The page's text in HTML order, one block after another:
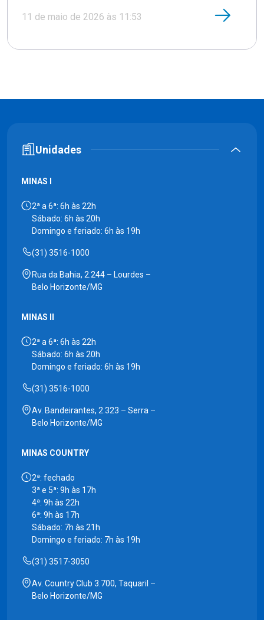
11 de maio de 2026 às 11:53
Unidades
MINAS I
2ª a 6ª: 6h às 22h
Sábado: 6h às 20h
Domingo e feriado: 6h às 19h
(31) 3516-1000
Rua da Bahia, 2.244 – Lourdes –
Belo Horizonte/MG
MINAS II
2ª a 6ª: 6h às 22h
Sábado: 6h às 20h
Domingo e feriado: 6h às 19h
(31) 3516-1000
Av. Bandeirantes, 2.323 – Serra –
Belo Horizonte/MG
MINAS COUNTRY
2ª: fechado
3ª e 5ª: 9h às 17h
4ª: 9h às 22h
6ª: 9h às 17h
Sábado: 7h às 21h
Domingo e feriado: 7h às 19h
(31) 3517-3050
Av. Country Club 3.700, Taquaril –
Belo Horizonte/MG